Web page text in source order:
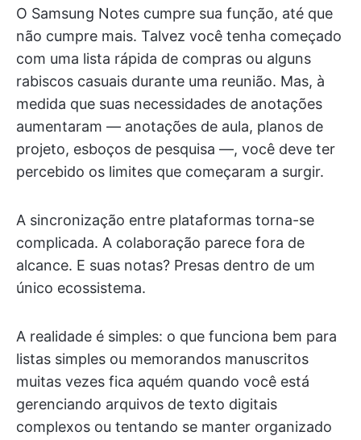
O Samsung Notes cumpre sua função, até que
não cumpre mais. Talvez você tenha começado
com uma lista rápida de compras ou alguns
rabiscos casuais durante uma reunião. Mas, à
medida que suas necessidades de anotações
aumentaram — anotações de aula, planos de
projeto, esboços de pesquisa —, você deve ter
percebido os limites que começaram a surgir.
A sincronização entre plataformas torna-se
complicada. A colaboração parece fora de
alcance. E suas notas? Presas dentro de um
único ecossistema.
A realidade é simples: o que funciona bem para
listas simples ou memorandos manuscritos
muitas vezes fica aquém quando você está
gerenciando arquivos de texto digitais
complexos ou tentando se manter organizado